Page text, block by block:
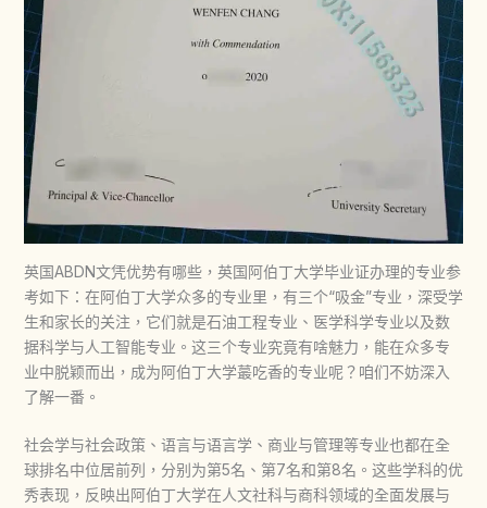
英国ABDN文凭优势有哪些，英国阿伯丁大学毕业证办理的专业参
考如下：在阿伯丁大学众多的专业里，有三个“吸金”专业，深受学
生和家长的关注，它们就是石油工程专业、医学科学专业以及数
据科学与人工智能专业。这三个专业究竟有啥魅力，能在众多专
业中脱颖而出，成为阿伯丁大学蕞吃香的专业呢？咱们不妨深入
了解一番。​
社会学与社会政策、语言与语言学、商业与管理等专业也都在全
球排名中位居前列，分别为第5名、第7名和第8名。这些学科的优
秀表现，反映出阿伯丁大学在人文社科与商科领域的全面发展与